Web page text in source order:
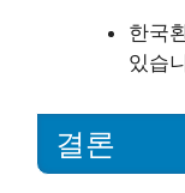
한국
있습
결론